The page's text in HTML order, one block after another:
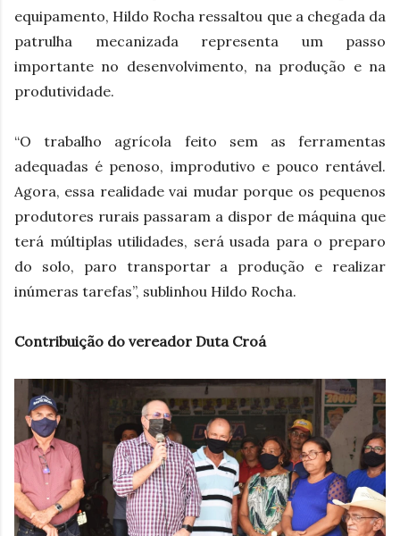
equipamento, Hildo Rocha ressaltou que a chegada da
patrulha mecanizada representa um passo
importante no desenvolvimento, na produção e na
produtividade.
“O trabalho agrícola feito sem as ferramentas
adequadas é penoso, improdutivo e pouco rentável.
Agora, essa realidade vai mudar porque os pequenos
produtores rurais passaram a dispor de máquina que
terá múltiplas utilidades, será usada para o preparo
do solo, paro transportar a produção e realizar
inúmeras tarefas”, sublinhou Hildo Rocha.
Contribuição do vereador Duta Croá